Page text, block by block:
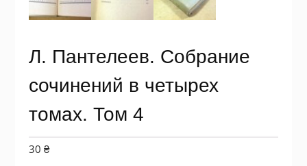
Л. Пантелеев. Собрание
сочинений в четырех
томах. Том 4
30 ₴